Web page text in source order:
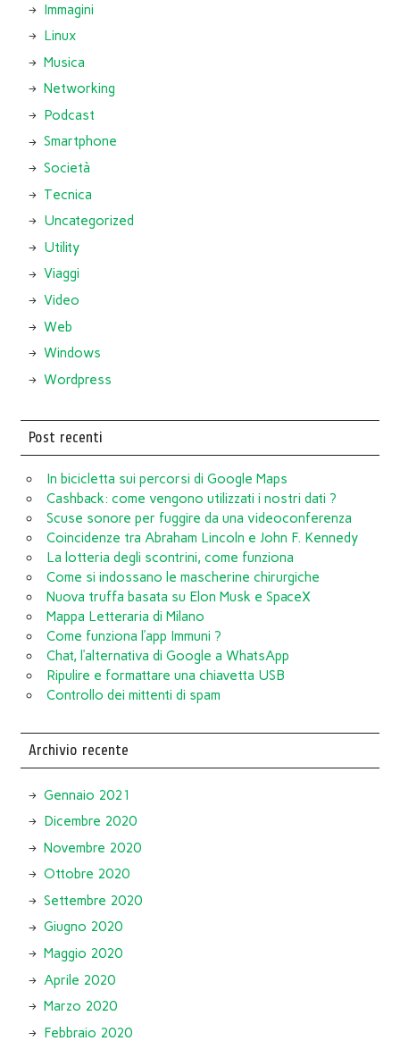
Immagini
Linux
Musica
Networking
Podcast
Smartphone
Società
Tecnica
Uncategorized
Utility
Viaggi
Video
Web
Windows
Wordpress
Post recenti
In bicicletta sui percorsi di Google Maps
Cashback: come vengono utilizzati i nostri dati ?
Scuse sonore per fuggire da una videoconferenza
Coincidenze tra Abraham Lincoln e John F. Kennedy
La lotteria degli scontrini, come funziona
Come si indossano le mascherine chirurgiche
Nuova truffa basata su Elon Musk e SpaceX
Mappa Letteraria di Milano
Come funziona l’app Immuni ?
Chat, l’alternativa di Google a WhatsApp
Ripulire e formattare una chiavetta USB
Controllo dei mittenti di spam
Archivio recente
Gennaio 2021
Dicembre 2020
Novembre 2020
Ottobre 2020
Settembre 2020
Giugno 2020
Maggio 2020
Aprile 2020
Marzo 2020
Febbraio 2020